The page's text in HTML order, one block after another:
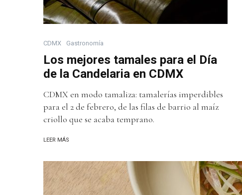
CDMX Gastronomía
Los mejores tamales para el Día
de la Candelaria en CDMX
CDMX en modo tamaliza: tamalerías imperdibles
para el 2 de febrero, de las filas de barrio al maíz
criollo que se acaba temprano.
LEER MÁS